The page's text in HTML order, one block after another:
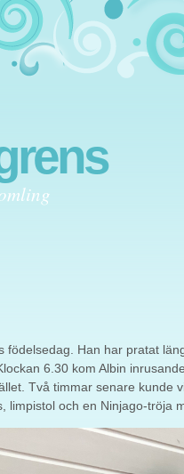
födelsedag. Han har pratat
6.30 kom Albin
Två timmar senare kunde
limpistol och en Ninjago-tröja